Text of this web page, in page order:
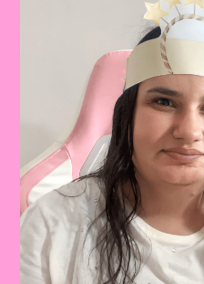
Educação
Infantil
E
Ensino